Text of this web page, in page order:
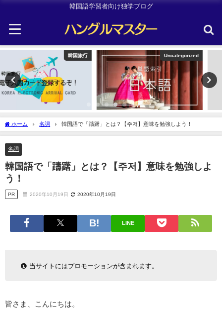
韓国語学習者向け独学ブログ
Uncategorized
ホーム 名詞 韓国語で「躊躇」とは？【주저】意味を勉強しよう！
名詞
韓国語で「躊躇」とは？【주저】意味を勉強しよ
う！
PR 2020年10月19日 2020年10月19日
LINE
当サイトにはプロモーションが含まれます。
皆さま、こんにちは。